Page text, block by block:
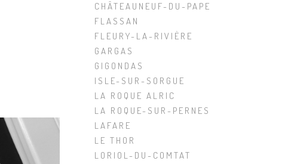
CHÂTEAUNEUF-DU-PAPE
FLASSAN
FLEURY-LA-RIVIÈRE
GARGAS
GIGONDAS
ISLE-SUR-SORGUE
LA ROQUE ALRIC
LA ROQUE-SUR-PERNES
LAFARE
LE THOR
LORIOL-DU-COMTAT